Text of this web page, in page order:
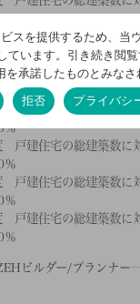
戸建住宅の総建築数に
％
戸建住宅の総建築数に
％
戸建住宅の総建築数に
％
戸建住宅の総建築数に
％
戸建住宅の総建築数に
％
戸建住宅の総建築数に
％
ビルダー/プランナー
スを提供するため、当
ています。引き続き閲
を承諾したものとみなさ
拒否 プライバシ